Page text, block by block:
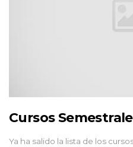
Cursos
Ya ha salido la lista de los